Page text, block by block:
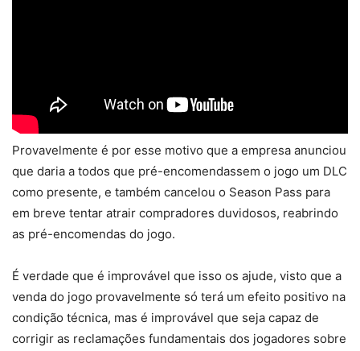
Provavelmente é por esse motivo que a empresa anunciou
que daria a todos que pré-encomendassem o jogo um DLC
como presente, e também cancelou o Season Pass para
em breve tentar atrair compradores duvidosos, reabrindo
as pré-encomendas do jogo.
É verdade que é improvável que isso os ajude, visto que a
venda do jogo provavelmente só terá um efeito positivo na
condição técnica, mas é improvável que seja capaz de
corrigir as reclamações fundamentais dos jogadores sobre